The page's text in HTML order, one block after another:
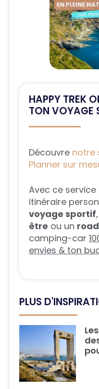
HAPPY TREK
TON VOYAGE
Découvre notre
Planner sur
Avec ce
itinéraire
voyage sportif
être ou un
camping-car
envies & ton
PLUS